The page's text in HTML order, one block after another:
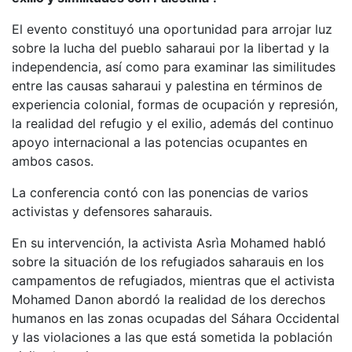
El evento constituyó una oportunidad para arrojar luz
sobre la lucha del pueblo saharaui por la libertad y la
independencia, así como para examinar las similitudes
entre las causas saharaui y palestina en términos de
experiencia colonial, formas de ocupación y represión,
la realidad del refugio y el exilio, además del continuo
apoyo internacional a las potencias ocupantes en
ambos casos.
La conferencia contó con las ponencias de varios
activistas y defensores saharauis.
En su intervención, la activista Asrìa Mohamed habló
sobre la situación de los refugiados saharauis en los
campamentos de refugiados, mientras que el activista
Mohamed Danon abordó la realidad de los derechos
humanos en las zonas ocupadas del Sáhara Occidental
y las violaciones a las que está sometida la población